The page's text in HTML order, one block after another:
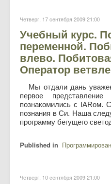
Четверг, 17 сентября 2009 21:00
Учебный курс.
переменной.
влево.
Оператор
Мы отдали дань
первое
познакомились с IARом.
познания в Си. Наша
программу бегущего
Published in
Четверг, 10 сентября 2009 21:00